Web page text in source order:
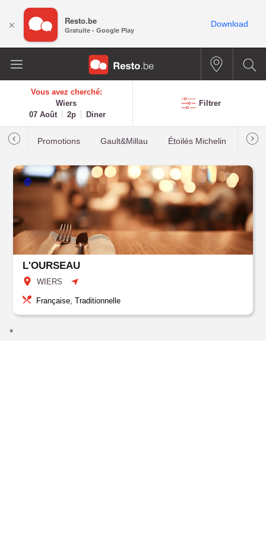
Vous avez cherché:
Wiers
07 Août
2p Diner
Filtrer
Promotions Gault&Millau Étoilés Michelin Les
L'OURSEAU
WIERS
Française, Traditionnelle
*
× Resto.be
Gratuite - Google Play
Download